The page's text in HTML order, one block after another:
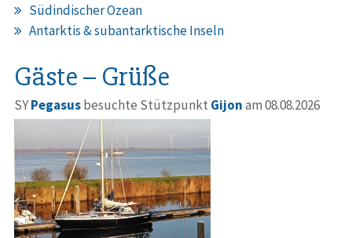
Südindischer Ozean
Antarktis & subantarktische Inseln
Gäste – Grüße
SYPegasusbesuchte Stützpunkt Gijonam 08.08.2026